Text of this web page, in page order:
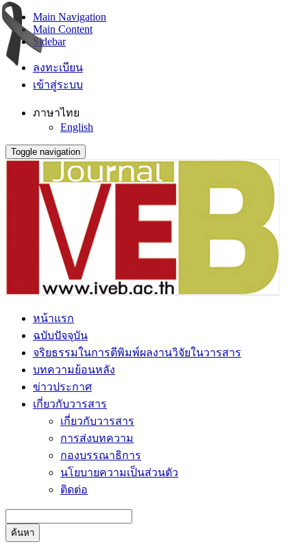
Main Navigation
Main Content
Sidebar
ลงทะเบียน
เข้าสู่ระบบ
ภาษาไทย
English
Toggle navigation
หน้าแรก
ฉบับปัจจุบัน
จริยธรรมในการตีพิมพ์ผลงานวิจัยในวารสาร
บทความย้อนหลัง
ข่าวประกาศ
เกี่ยวกับวารสาร
เกี่ยวกับวารสาร
การส่งบทความ
กองบรรณาธิการ
นโยบายความเป็นส่วนตัว
ติดต่อ
ค้นหา